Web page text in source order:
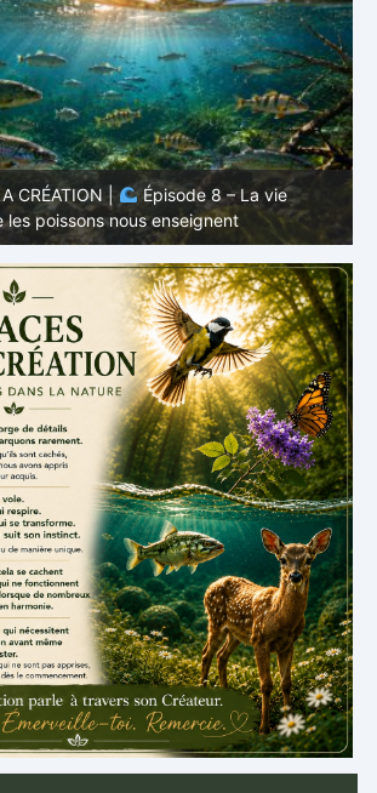
CRÉATION |
Épisode 7: La vie cachée
restent des poissons